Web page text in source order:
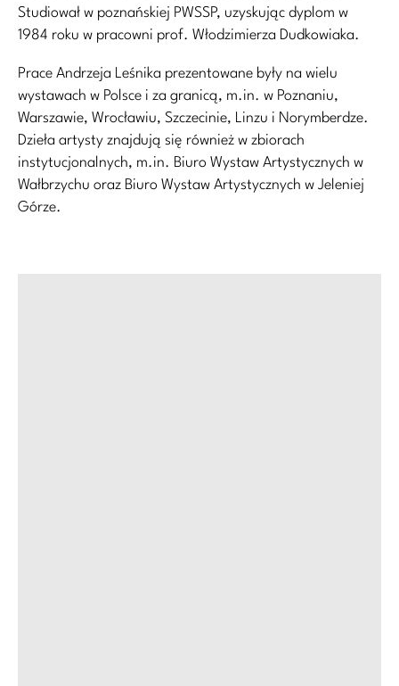
Studiował w poznańskiej PWSSP, uzyskując dyplom w
1984 roku w pracowni prof. Włodzimierza Dudkowiaka.
Prace Andrzeja Leśnika prezentowane były na wielu
wystawach w Polsce i za granicą, m.in. w Poznaniu,
Warszawie, Wrocławiu, Szczecinie, Linzu i Norymberdze.
Dzieła artysty znajdują się również w zbiorach
instytucjonalnych, m.in. Biuro Wystaw Artystycznych w
Wałbrzychu oraz Biuro Wystaw Artystycznych w Jeleniej
Górze.